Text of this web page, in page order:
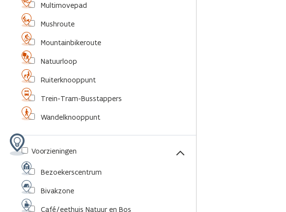
Multimovepad
Mushroute
Mountainbikeroute
Natuurloop
Ruiterknooppunt
Trein-Tram-Busstappers
Wandelknooppunt
Voorzieningen
Bezoekerscentrum
Bivakzone
Café/eethuis Natuur en Bos